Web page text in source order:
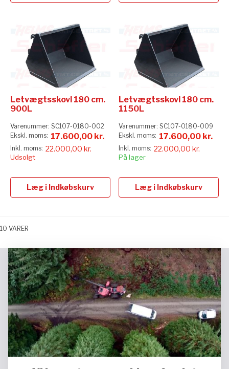
22.000,00 kr.
17.600,00 kr.
Letvægtsskovl 180 cm.
900L
Varenummer: SC107-0180-002
Udsolgt
Læg i Indkøbskurv
22.000,00 kr.
17.600,00 kr.
Letvægtsskovl 180 cm.
1150L
Varenummer: SC107-0180-009
På lager
Læg i Indkøbskurv
10 VARER